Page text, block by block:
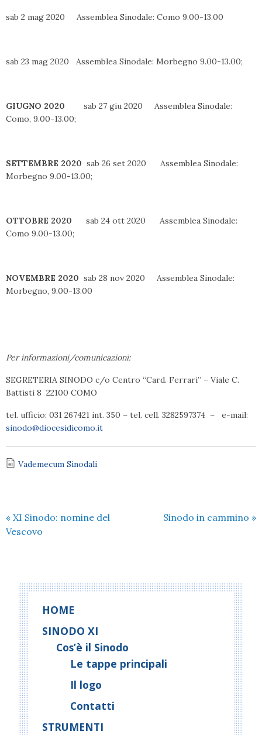
sab 2 mag 2020 Assemblea Sinodale: Como 9.00-13.00
sab 23 mag 2020 Assemblea Sinodale: Morbegno 9.00-13.00;
GIUGNO 2020 sab 27 giu 2020 Assemblea Sinodale:
Como, 9.00-13.00;
SETTEMBRE 2020 sab 26 set 2020 Assemblea Sinodale:
Morbegno 9.00-13.00;
OTTOBRE 2020 sab 24 ott 2020 Assemblea Sinodale:
Como 9.00-13.00;
NOVEMBRE 2020 sab 28 nov 2020 Assemblea Sinodale:
Morbegno, 9.00-13.00
Per informazioni/comunicazioni:
SEGRETERIA SINODO c/o Centro “Card. Ferrari” – Viale C.
Battisti 8 22100 COMO
tel. ufficio: 031 267421 int. 350 – tel. cell. 3282597374 – e-mail:
sinodo@diocesidicomo.it
Vademecum Sinodali
« XI Sinodo: nomine del
Vescovo
Sinodo in cammino »
HOME
SINODO XI
Cos’è il Sinodo
Le tappe principali
Il logo
Contatti
STRUMENTI